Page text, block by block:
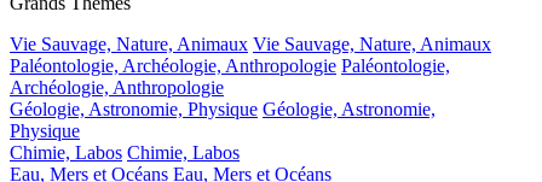
Vie Sauvage, Nature, Animaux Vie Sauvage, Nature, Animaux
Paléontologie, Archéologie, Anthropologie Paléontologie,
Archéologie, Anthropologie
Géologie, Astronomie, Physique Géologie, Astronomie,
Physique
Chimie, Labos Chimie, Labos
Eau, Mers et Océans Eau, Mers et Océans